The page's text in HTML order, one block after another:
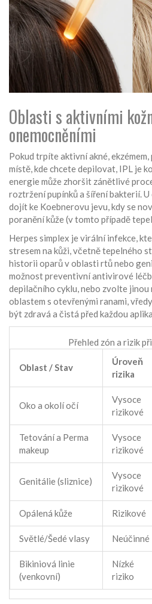
Oblasti s aktivními
onemocněními
Pokud trpíte aktivní akné,
místě, kde chcete depilovat, IPL je
energie může zhoršit zánětlivé
roztržení pupínků a šíření bakterií. U
dojít ke Koebnerovu jevu, kdy se
poranění kůže (v tomto případě
Herpes simplex je virální infekce,
stresem na kůži, včetně tepelného
historii oparů v oblasti rtů nebo
možnost preventivní antivirové
depilačního cyklu, nebo zvolte jinou
oblastem s otevřenými ranami,
být zdravá a čistá před každou
Přehled zón a rizik
Oblast / Stav
Úroveň
rizika
Oko a okolí očí
Vysoce
rizikové
Tetování a Perma
makeup
Vysoce
rizikové
Genitálie (sliznice)
Vysoce
rizikové
Opálená kůže Rizikové
Světlé/Šedé vlasy Neúčinné
Bikiniová linie
(venkovní)
Nízké
riziko